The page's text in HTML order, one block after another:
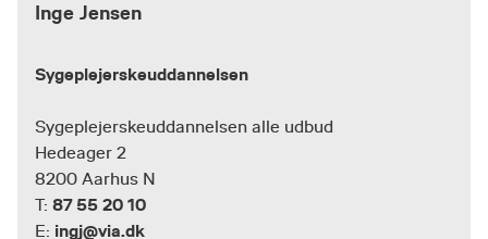
Inge Jensen
Sygeplejerskeuddannelsen
Sygeplejerskeuddannelsen alle udbud
Hedeager 2
8200 Aarhus N
T: 87 55 20 10
E: ingj@via.dk